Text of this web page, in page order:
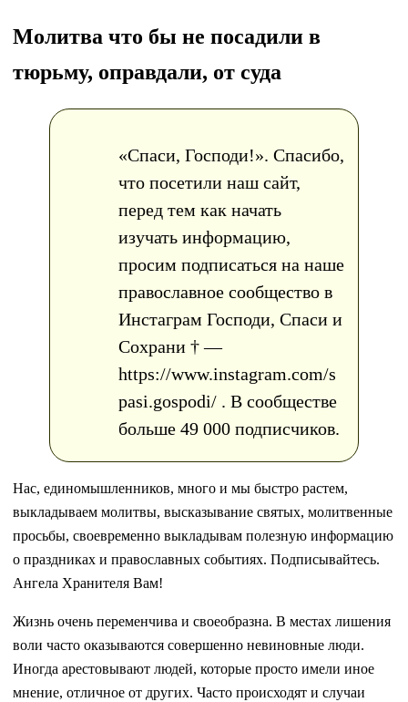
Молитва что бы не посадили в
тюрьму, оправдали, от суда
«Спаси, Господи!». Спасибо,
что посетили наш сайт,
перед тем как начать
изучать информацию,
просим подписаться на наше
православное сообщество в
Инстаграм Господи, Спаси и
Сохрани † —
https://www.instagram.com/s
pasi.gospodi/ . В сообществе
больше 49 000 подписчиков.
Нас, единомышленников, много и мы быстро растем,
выкладываем молитвы, высказывание святых, молитвенные
просьбы, своевременно выкладывам полезную информацию
о праздниках и православных событиях. Подписывайтесь.
Ангела Хранителя Вам!
Жизнь очень переменчива и своеобразна. В местах лишения
воли часто оказываются совершенно невиновные люди.
Иногда арестовывают людей, которые просто имели иное
мнение, отличное от других. Часто происходят и случаи